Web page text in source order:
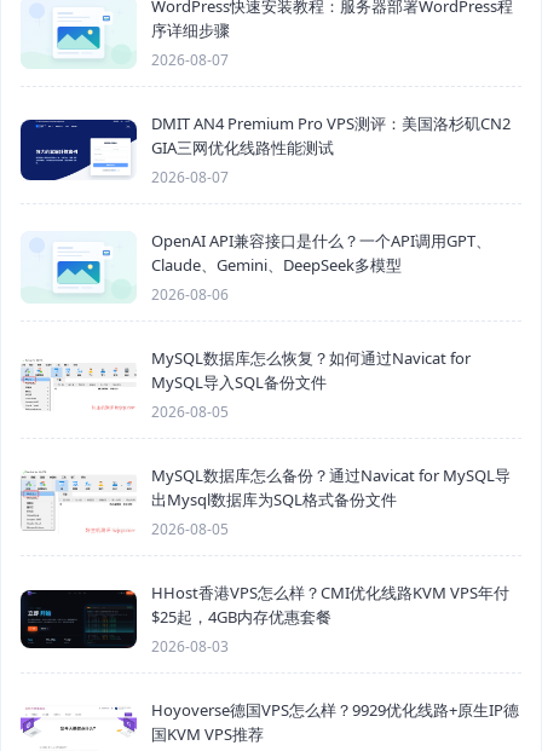
WordPress快速安装教程：服务器部署WordPress程
序详细步骤
2026-08-07
DMIT AN4 Premium Pro VPS测评：美国洛杉矶CN2
GIA三网优化线路性能测试
2026-08-07
OpenAI API兼容接口是什么？一个API调用GPT、
Claude、Gemini、DeepSeek多模型
2026-08-06
MySQL数据库怎么恢复？如何通过Navicat for
MySQL导入SQL备份文件
2026-08-05
MySQL数据库怎么备份？通过Navicat for MySQL导
出Mysql数据库为SQL格式备份文件
2026-08-05
HHost香港VPS怎么样？CMI优化线路KVM VPS年付
$25起，4GB内存优惠套餐
2026-08-03
Hoyoverse德国VPS怎么样？9929优化线路+原生IP德
国KVM VPS推荐